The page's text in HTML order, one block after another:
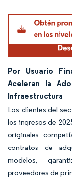
Por Usuario
Aceleran la
Infraestructura
Los clientes del
los ingresos de
originales
contratos de
modelos,
proveedores de